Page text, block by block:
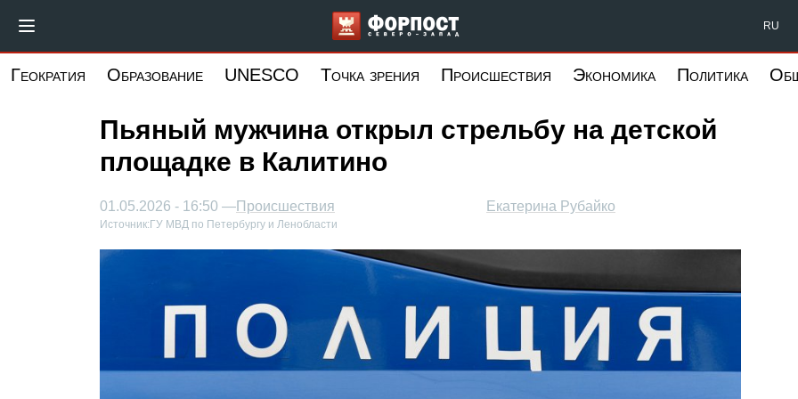
основному
Форпост Северо-Запад RU
Геократия Образование UNESCO Точка зрения Происшествия Экономика Политика
Пьяный мужчина открыл стрельбу на детской
площадке в Калитино
Екатерина Рубайко
01.05.2026 - 16:50 —Происшествия
Источник: ГУ МВД по Петербургу и Ленобласти